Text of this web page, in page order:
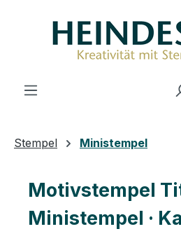
Stempel Ministempel
Motivstempel
Ministempel ·